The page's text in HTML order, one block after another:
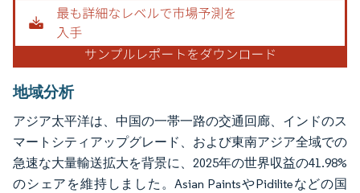
地域分析
アジア太平洋は、中国の一帯一路の交通回廊、インドのス
マートシティアップグレード、および東南アジア全域での
急速な大量輸送拡大を背景に、2025年の世界収益の41.98%
のシェアを維持しました。Asian PaintsやPidiliteなどの国